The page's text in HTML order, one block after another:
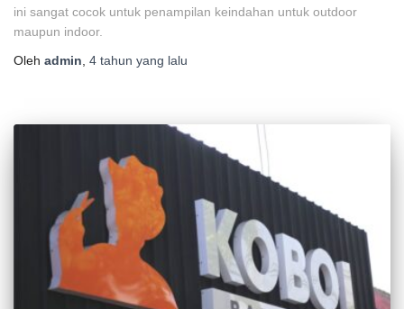
ini sangat cocok untuk penampilan keindahan untuk outdoor
maupun indoor.
Oleh admin 4 tahun yang lalu